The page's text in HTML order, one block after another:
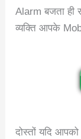
Alarm बजता ही
व्यक्ति आपके
दोस्तों यदि